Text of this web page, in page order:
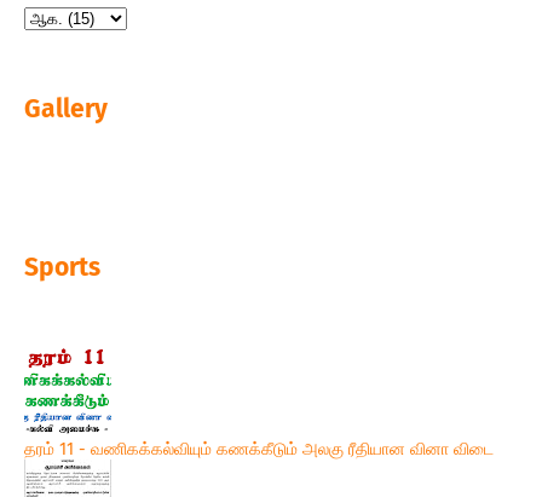
Gallery
Sports
தரம் 11 - வணிகக்கல்வியும் கணக்கீடும் அலகு ரீதியான வினா விடை